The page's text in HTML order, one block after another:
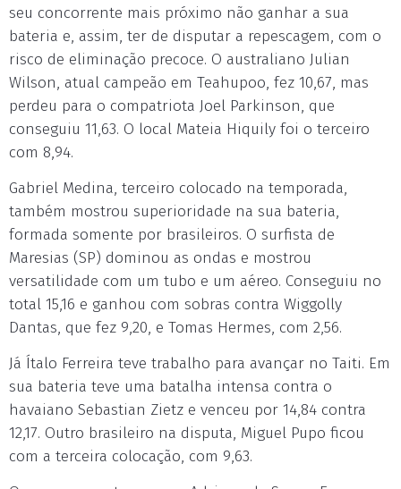
seu concorrente mais próximo não ganhar a sua
bateria e, assim, ter de disputar a repescagem, com o
risco de eliminação precoce. O australiano Julian
Wilson, atual campeão em Teahupoo, fez 10,67, mas
perdeu para o compatriota Joel Parkinson, que
conseguiu 11,63. O local Mateia Hiquily foi o terceiro
com 8,94.
Gabriel Medina, terceiro colocado na temporada,
também mostrou superioridade na sua bateria,
formada somente por brasileiros. O surfista de
Maresias (SP) dominou as ondas e mostrou
versatilidade com um tubo e um aéreo. Conseguiu no
total 15,16 e ganhou com sobras contra Wiggolly
Dantas, que fez 9,20, e Tomas Hermes, com 2,56.
Já Ítalo Ferreira teve trabalho para avançar no Taiti. Em
sua bateria teve uma batalha intensa contra o
havaiano Sebastian Zietz e venceu por 14,84 contra
12,17. Outro brasileiro na disputa, Miguel Pupo ficou
com a terceira colocação, com 9,63.